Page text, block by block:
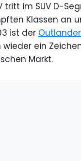
tritt im SUV D-
Klassen an
ist der Outlander
ein
Markt.